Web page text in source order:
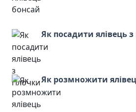
Як посадити ялівець з
Як розмножити